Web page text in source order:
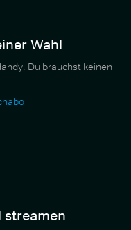
Wahl
Du brauchst keinen
streamen